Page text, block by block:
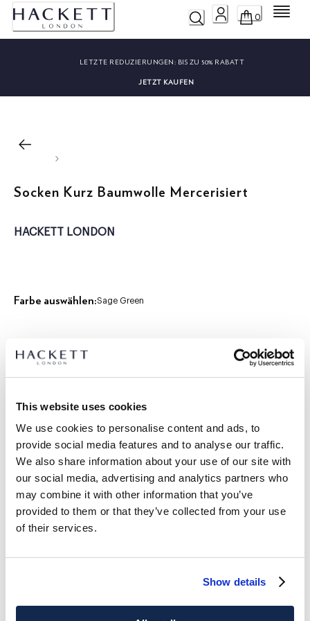
This website uses cookies
We use cookies to personalise content and ads, to
provide social media features and to analyse our traffic.
We also share information about your use of our site with
our social media, advertising and analytics partners who
may combine it with other information that you’ve
provided to them or that they’ve collected from your use
of their services.
Show details
0 Menü
LETZTE REDUZIERUNGEN: BIS ZU 50% RABATT
JETZT KAUFEN
Socken Kurz Baumwolle Mercerisiert
HACKETT LONDON
Farbe auswählen:Sage Green
S/M M/L
ARTIKEL DETAILS
BESCHREIBUNG
HMU30045
- Hackett London
LIEFERUNG UND RÜCKGABE
Kostenlose Lieferung und Rückgabe
FREE Click & Collect 4-5 Werktage
JETZT ABONNIERENund genießen Sie 10 % Rabatt auf Ihren